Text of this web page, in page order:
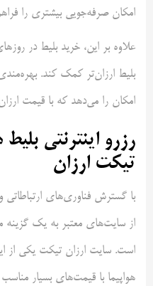
امکان صرفه‌جویی بیشتری را
علاوه بر این، خرید بلیط در
بلیط ارزان‌تر کمک کند.
امکان را می‌دهد که با قیمت
رزرو اینترنتی
تیکت ارزان
با گسترش فناوری‌های ارتباطاتی و
از سایت‌های معتبر به یک
است. سایت ارزان تیکت یکی از
هواپیما با قیمت‌های بسیار